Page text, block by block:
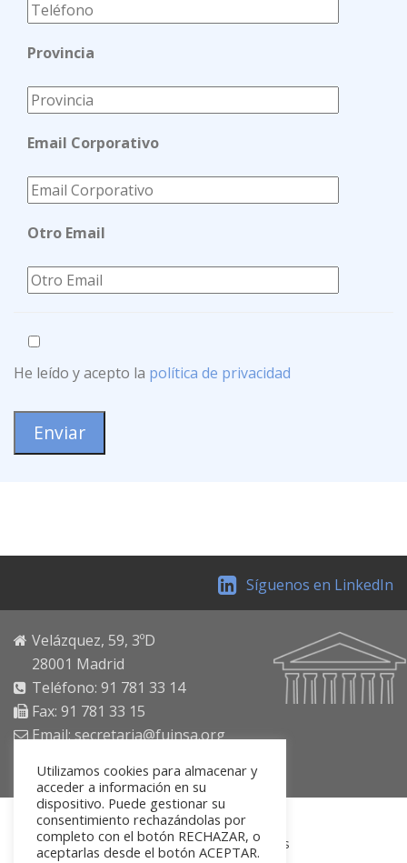
Provincia
Email Corporativo
Otro Email
He leído y acepto la política de privacidad
Síguenos en LinkedIn
Velázquez, 59, 3ºD
28001 Madrid
Teléfono: 91 781 33 14
Fax: 91 781 33 15
Email: secretaria@fuinsa.org
Inicio Sobre nosotros
Actividades
Utilizamos cookies para almacenar y
acceder a información en su
dispositivo. Puede gestionar su
consentimiento rechazándolas por
completo con el botón RECHAZAR, o
aceptarlas desde el botón ACEPTAR.